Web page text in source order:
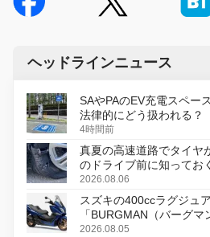
ヘッドラインニュース
SAやPAのEV充電スペー
法律的にどう扱われる？
4時間前
真夏の高速道路でタイヤ
のドライブ前に知ってお
2026.08.06
スズキの400ccラグジュ
「BURGMAN（バーグ
変更し、8月18日に発売
2026.08.05